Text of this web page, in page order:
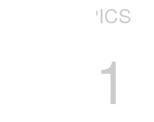
TOPICS
01